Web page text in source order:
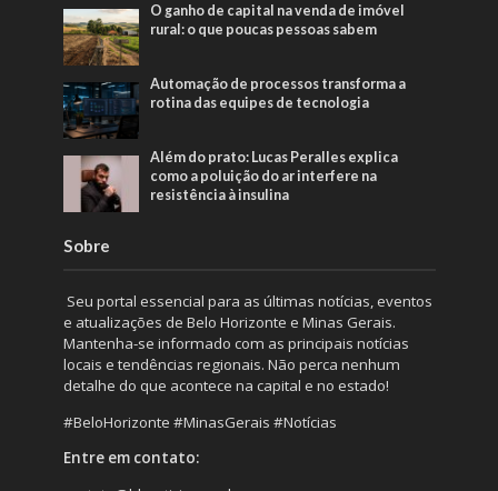
O ganho de capital na venda de imóvel
rural: o que poucas pessoas sabem
Automação de processos transforma a
rotina das equipes de tecnologia
Além do prato: Lucas Peralles explica
como a poluição do ar interfere na
resistência à insulina
Sobre
Seu portal essencial para as últimas notícias, eventos
e atualizações de Belo Horizonte e Minas Gerais.
Mantenha-se informado com as principais notícias
locais e tendências regionais. Não perca nenhum
detalhe do que acontece na capital e no estado!
#BeloHorizonte #MinasGerais #Notícias
Entre em contato: